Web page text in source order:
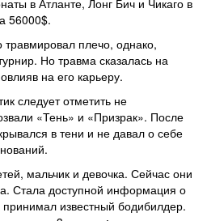
в Атланте, Лонг Бич и Чикаго в
56000$.
плечо, однако,
Но травма сказалась на
на его карьеру.
следует отметить не
«Тень» и «Призрак». После
в тени и не давал о себе
мальчик и девочка. Сейчас они
Стала доступной информация о
принимал известный бодибилдер.